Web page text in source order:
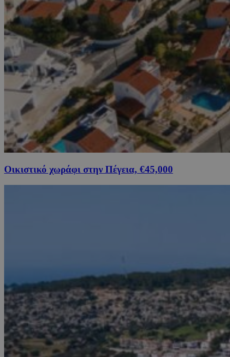
Οικιστικό χωράφι στην Πέγεια, €45,000